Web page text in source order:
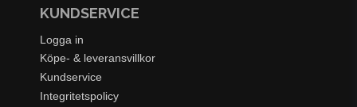
KUNDSERVICE
Logga in
Köpe- & leveransvillkor
Kundservice
Integritetspolicy